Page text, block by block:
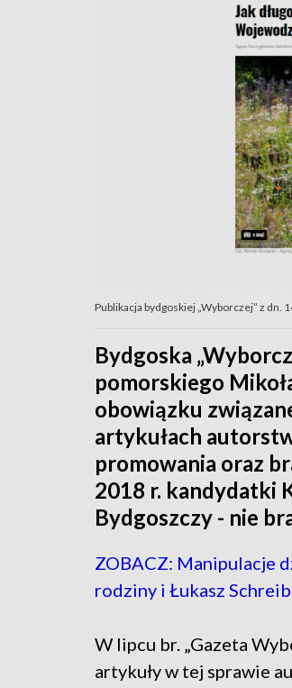
Publikacja bydgoskiej „Wyborczej” z dn.
Bydgoska
pomorskiego
obowiązku
artykułach
promowania oraz
2018 r. kandydatki
Bydgoszczy - nie
ZOBACZ: Manipulacje
rodziny i Łukasz
W lipcu br. „Gazeta
artykuły w tej sprawie